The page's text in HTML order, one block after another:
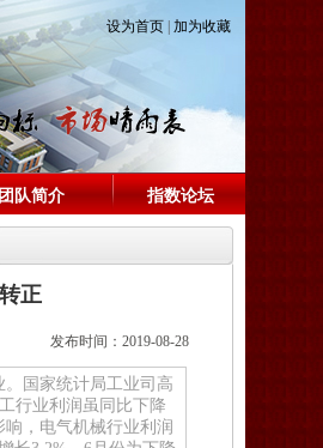
设为首页 加为收藏
队简介 指数论坛
正
发布时间：2019-08-28
国家统计局工业司高
行业利润虽同比下降
，电气机械行业利润